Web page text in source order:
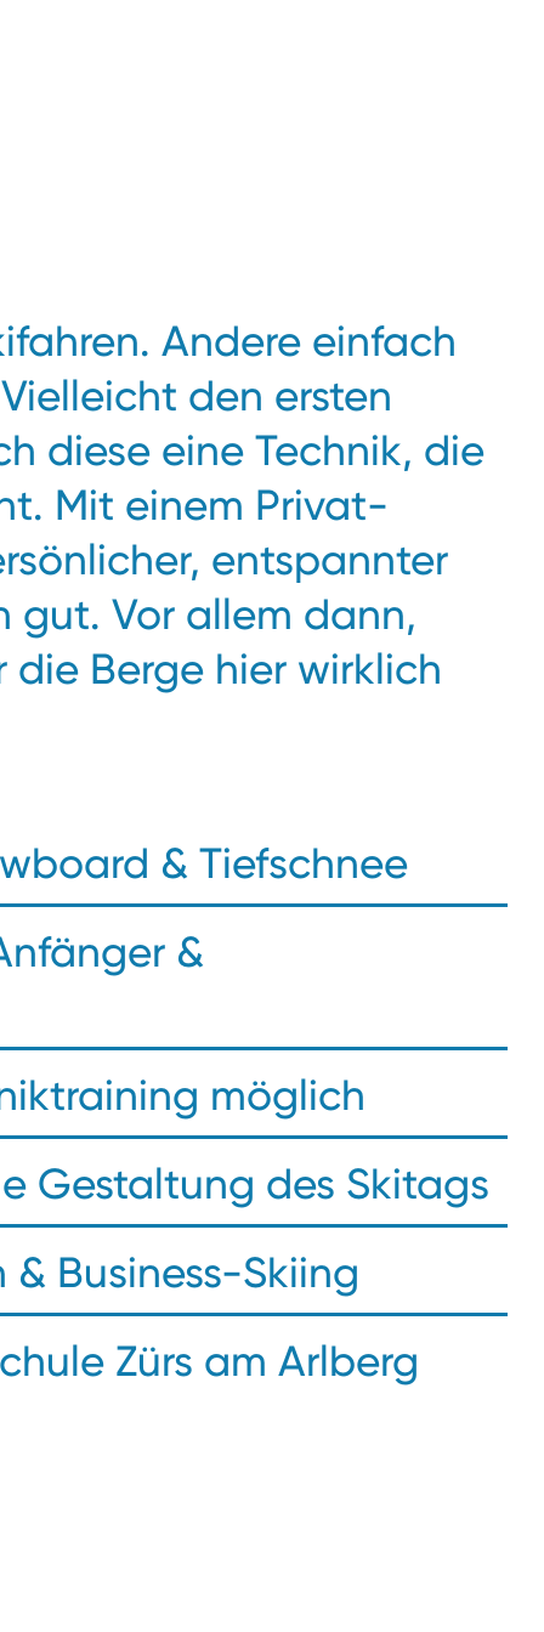
Andere einfach
den ersten
diese eine Technik, die
Mit einem Privat-
entspannter
gut. Vor allem dann,
Berge hier wirklich
& Tiefschnee
&
möglich
Gestaltung des Skitags
Business-Skiing
Zürs am Arlberg